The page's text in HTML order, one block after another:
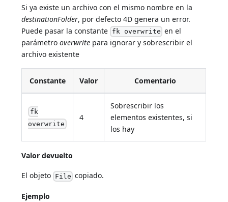
Si ya existe un archivo con el mismo nombre en la
destinationFolder, por defecto 4D genera un error.
Puede pasar la constante fk overwrite en el
parámetrooverwrite para ignorar y sobrescribir el
archivo existente
Constante Valor Comentario
fk
overwrite
4
Sobrescribir los
elementos existentes, si
los hay
Valor devuelto
El objeto File copiado.
Ejemplo